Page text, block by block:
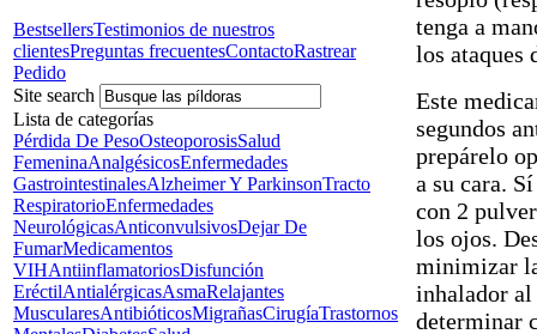
BestsellersTestimonios de nuestros
clientesPreguntas frecuentesContactoRastrear
Pedido
Site search
Lista de categorías
Pérdida De PesoOsteoporosisSalud
FemeninaAnalgésicosEnfermedades
GastrointestinalesAlzheimer Y ParkinsonTracto
RespiratorioEnfermedades
NeurológicasAnticonvulsivosDejar De
FumarMedicamentos
VIHAntiinflamatoriosDisfunción
EréctilAntialérgicasAsmaRelajantes
MuscularesAntibióticosMigrañasCirugíaTrastornos
tenga a
los ataques
Este
segundos
prepárelo
a su cara.
con 2
los ojos.
minimizar
inhalador al
determinar